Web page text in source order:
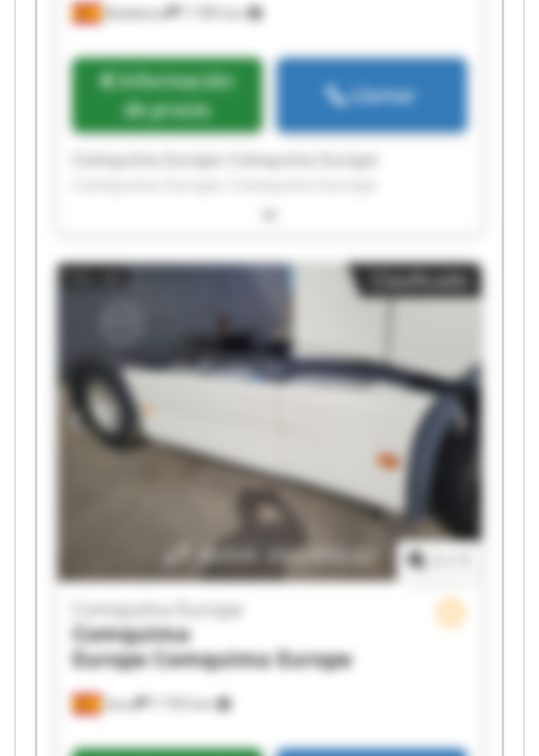
Badalona 7.785 km
Información
de precio
Llamar
Comquima Europe Comquima Europe
Comquima Europe Comquima Europe
Comquima Europe Comquima Europe
Comquima Europe Comquima Europe
Comquima Europe Comquima Europe
Comquima Europe Comquima Europe
Comquima Europe Comquima Europe
Comquima Europe Comquima Europe
Clasificado
Seva 7.793 km
Comquima Europe
Comquima
EuropeComquima Europe